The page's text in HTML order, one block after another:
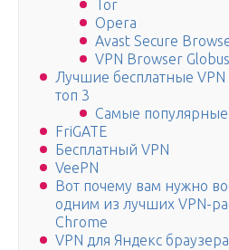
Tor
Opera
Avast Secure
VPN Browser Globus
Лучшие бесплатные VPN
топ 3
Самые
FriGATE
Бесплатный VPN
VeePN
Вот почему вам нужно
одним из лучших VPN-
Chrome
VPN для Яндекс